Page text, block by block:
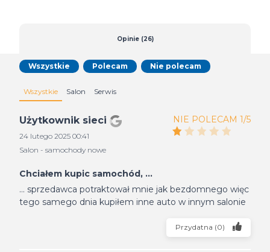
Opinie (26)
Wszystkie Salon Serwis
Wszystkie Polecam Nie polecam
Użytkownik sieci
24 lutego 2025 00:41
Salon - samochody nowe
NIE POLECAM 1/5
Chciałem kupic samochód, ...
... sprzedawca potraktował mnie jak bezdomnego więc
tego samego dnia kupiłem inne auto w innym salonie
Przydatna (0)